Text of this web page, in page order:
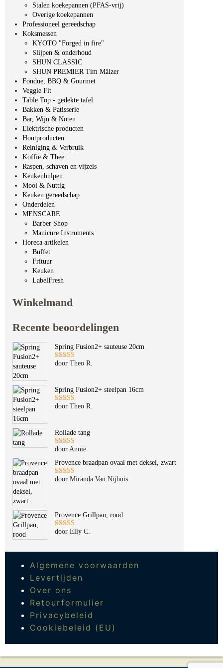
Stalen koekepannen (PFAS-vrij)
Overige koekepannen
Professioneel gereedschap
Koksmessen
KYOTO "Forged in fire"
Slijpen & onderhoud
SHUN CLASSIC
SHUN PREMIER Tim Mälzer
Fondue, BBQ & Gourmet
Veggie Fit
Table Top - gedekte tafel
Bakken & Patisserie
Bar, Wijn & Noten
Elektrische producten
Houtproducten
Reiniging & Verbruik
Koffie & Thee
Raspen, schaven en vijzels
Keukenhulpen
Mooi & Nuttig
Keuken gereedschap
Onderdelen
MENSCARE
Barber Shop
Manicure Instruments
Horeca artikelen
Buffet
Frituur
Keuken
LabelFresh
Winkelmand
Recente beoordelingen
Spring Fusion2+ sauteuse 20cm
Gewaardeerd
door Theo R.
Spring Fusion2+ steelpan 16cm
Gewaardeerd
door Theo R.
Rollade tang
Gewaardeerd
door Annie
Provence braadpan ovaal met deksel, zwart
Gewaardeerd
door Miranda Van Nijhuis
Provence Grillpan, rood
Gewaardeerd
door Elly C.
Algemene voorwaarden
Levertijden
Over ons
Retourformulier
Privacybeleid
Cookiebeleid (EU)